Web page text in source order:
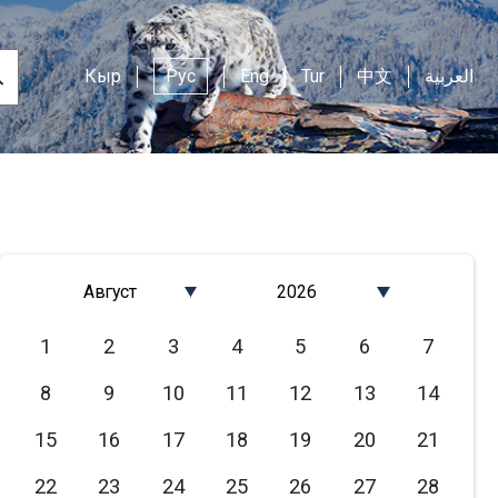
Кыр Рус Eng Tur 中文 العربية
Август
Март
Апрель
2026
2024
2023
1 2 3 4 5 6
7
8
9 10 11 12 13
14
15
16 17 18 19 20
21
22
23 24 25 26 27
28